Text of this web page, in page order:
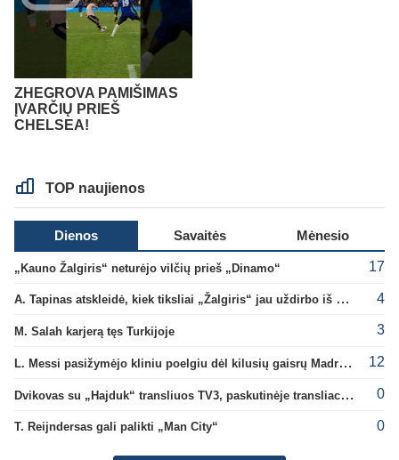
ZHEGROVA PAMIŠIMAS
ĮVARČIŲ PRIEŠ
CHELSEA!
TOP naujienos
Dienos Savaitės Mėnesio
„Kauno Žalgiris“ neturėjo vilčių prieš „Dinamo“ 17
A. Tapinas atskleidė, kiek tiksliai „Žalgiris“ jau uždirbo iš UEFA premijų 4
M. Salah karjerą tęs Turkijoje 3
L. Messi pasižymėjo kliniu poelgiu dėl kilusių gaisrų Madride 12
Dvikovas su „Hajduk“ transliuos TV3, paskutinėje transliacijoje – nauji rekordai 0
T. Reijndersas gali palikti „Man City“ 0